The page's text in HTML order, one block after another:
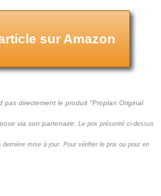
sur Amazon
pas directement le produit "Proplan Original
via son partenaire. Le prix présenté ci-dessus
mise à jour. Pour vérifier le prix ou pour en